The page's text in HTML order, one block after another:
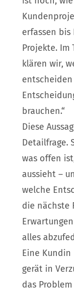
erfassen
Projekte. Im
klären wir,
brauchen.“
Diese
Detailfrage.
was offen
aussieht –
welche
die nächste
alles
Eine
gerät in
das